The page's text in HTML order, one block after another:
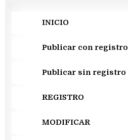
INICIO
Publicar con registro
Publicar sin registro
REGISTRO
MODIFICAR